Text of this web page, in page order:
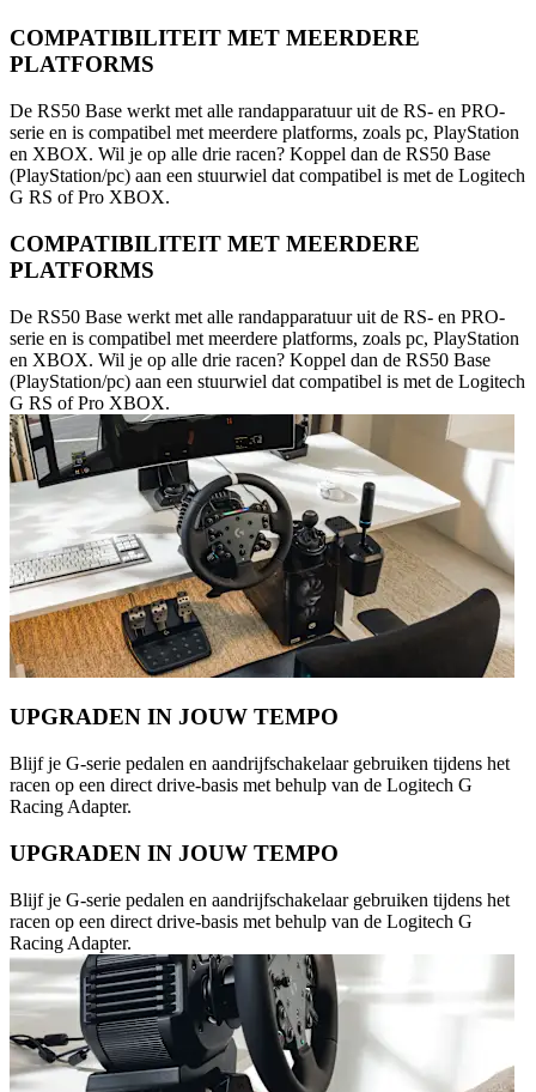
COMPATIBILITEIT MET MEERDERE
PLATFORMS
De RS50 Base werkt met alle randapparatuur uit de RS- en PRO-
serie en is compatibel met meerdere platforms, zoals pc, PlayStation
en XBOX. Wil je op alle drie racen? Koppel dan de RS50 Base
(PlayStation/pc) aan een stuurwiel dat compatibel is met de Logitech
G RS of Pro XBOX.
COMPATIBILITEIT MET MEERDERE
PLATFORMS
De RS50 Base werkt met alle randapparatuur uit de RS- en PRO-
serie en is compatibel met meerdere platforms, zoals pc, PlayStation
en XBOX. Wil je op alle drie racen? Koppel dan de RS50 Base
(PlayStation/pc) aan een stuurwiel dat compatibel is met de Logitech
G RS of Pro XBOX.
UPGRADEN IN JOUW TEMPO
Blijf je G-serie pedalen en aandrijfschakelaar gebruiken tijdens het
racen op een direct drive-basis met behulp van de Logitech G
Racing Adapter.
UPGRADEN IN JOUW TEMPO
Blijf je G-serie pedalen en aandrijfschakelaar gebruiken tijdens het
racen op een direct drive-basis met behulp van de Logitech G
Racing Adapter.